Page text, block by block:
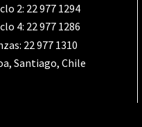
2: 22 977 1294
4: 22 977 1286
22 977 1310
Santiago, Chile